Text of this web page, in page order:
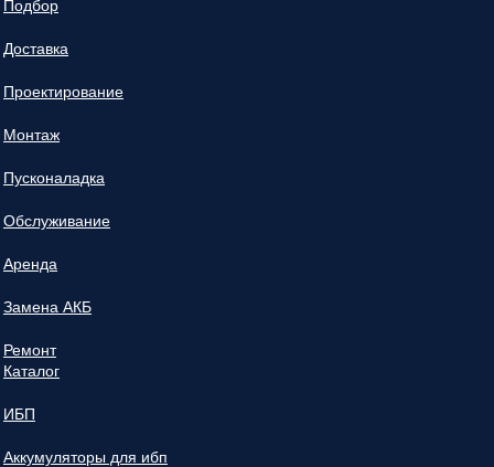
Подбор
Доставка
Проектирование
Монтаж
Пусконаладка
Обслуживание
Аренда
Замена АКБ
Ремонт
Каталог
ИБП
Аккумуляторы для ибп